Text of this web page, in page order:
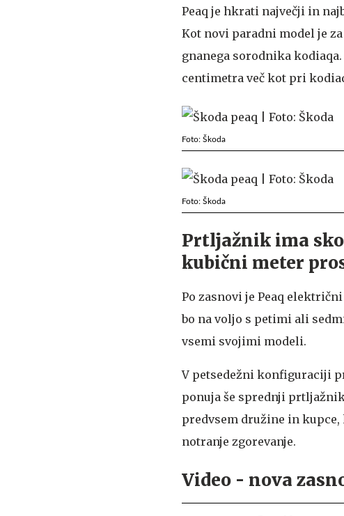
Peaq je hkrati največji in
Kot novi paradni model je
gnanega sorodnika kodiaqa.
centimetra več kot pri
Foto: Škoda
Foto: Škoda
Prtljažnik ima
kubični meter
Po zasnovi je Peaq
bo na voljo s petimi ali
vsemi svojimi modeli.
V petsedežni konfiguraciji
ponuja še sprednji
predvsem družine in
notranje zgorevanje.
Video - nova